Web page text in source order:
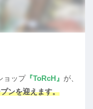
ョップ『ToRcH』 が、
ンを迎えます。